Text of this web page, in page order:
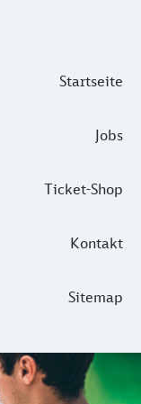
Startseite
Jobs
Ticket-Shop
Kontakt
Sitemap
passenden